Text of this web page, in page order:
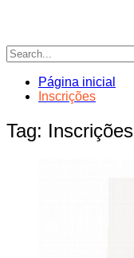
Página inicial
Inscrições
Tag: Inscrições